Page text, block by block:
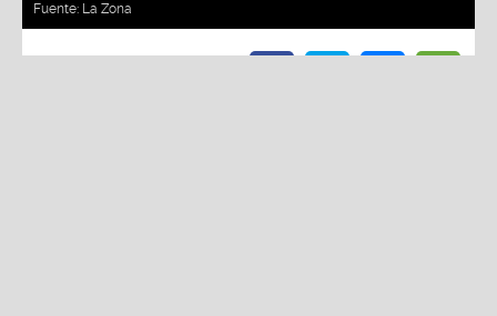
Fuente: La Zona